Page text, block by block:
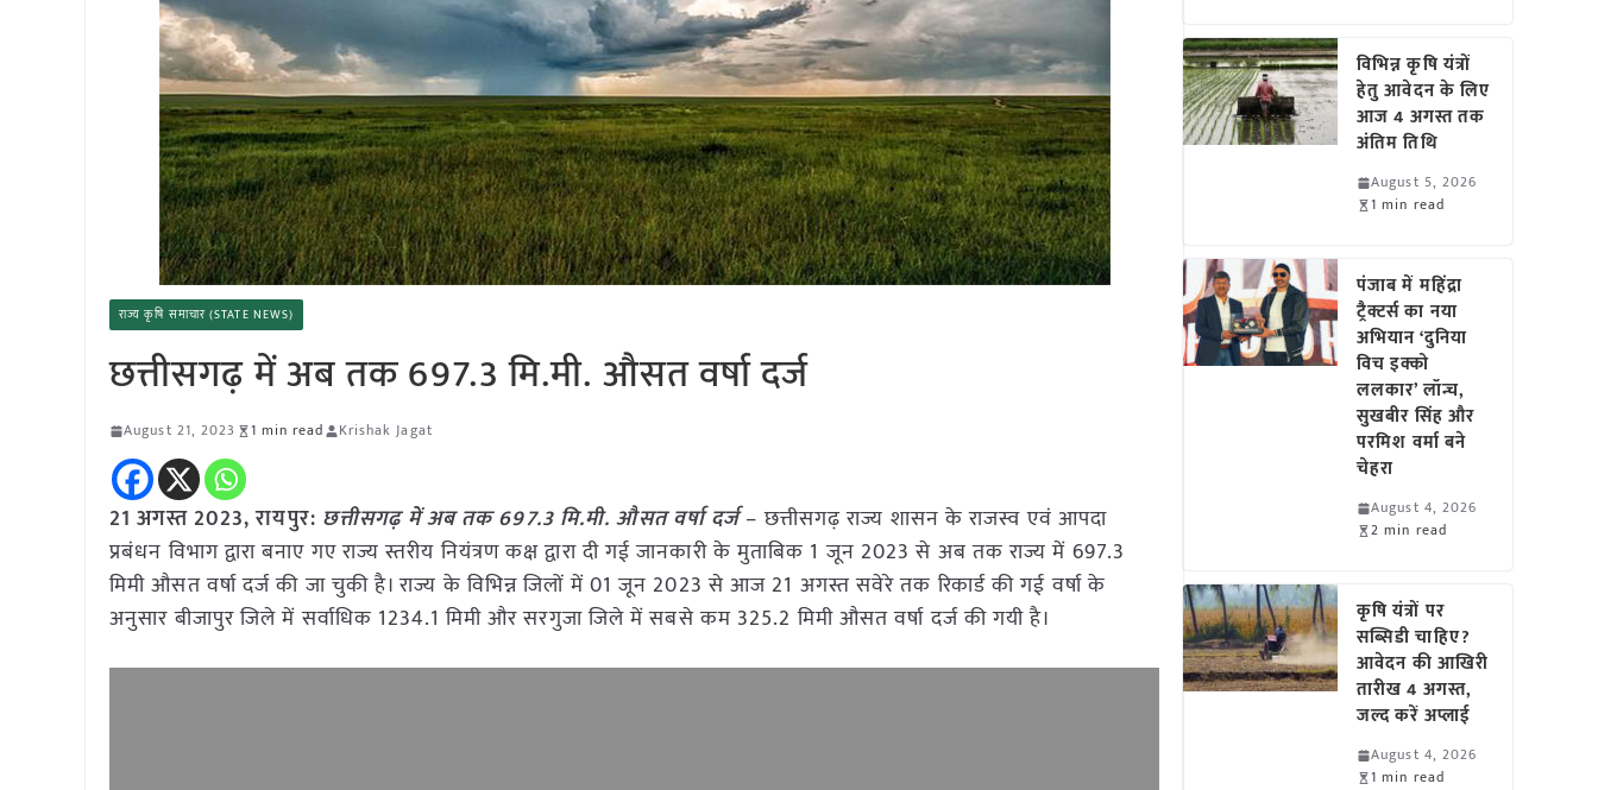
राज्य कृषि समाचार (STATE NEWS)
छत्तीसगढ़ में अब तक 697.3 मि.मी. औसत वर्षा दर्ज
August 21, 2023 1 min read Krishak Jagat
21 अगस्त 2023, रायपुर: छत्तीसगढ़ में अब तक 697.3 मि.मी. औसत वर्षा दर्ज– छत्तीसगढ़ राज्य शासन के राजस्व एवं आपदा
प्रबंधन विभाग द्वारा बनाए गए राज्य स्तरीय नियंत्रण कक्ष द्वारा दी गई जानकारी के मुताबिक 1 जून 2023 से अब तक राज्य में 697.3
मिमी औसत वर्षा दर्ज की जा चुकी है। राज्य के विभिन्न जिलों में 01 जून 2023 से आज 21 अगस्त सवेरे तक रिकार्ड की गई वर्षा के
अनुसार बीजापुर जिले में सर्वाधिक 1234.1 मिमी और सरगुजा जिले में सबसे कम 325.2 मिमी औसत वर्षा दर्ज की गयी है।
विभिन्न कृषि यंत्रों
हेतु आवेदन के लिए
आज 4 अगस्त तक
अंतिम तिथि
August 5, 2026
1 min read
पंजाब में महिंद्रा
ट्रैक्टर्स का नया
अभियान ‘दुनिया
विच इक्को
ललकार’ लॉन्च,
सुखबीर सिंह और
परमिश वर्मा बने
चेहरा
August 4, 2026
2 min read
कृषि यंत्रों पर
सब्सिडी चाहिए?
आवेदन की आखिरी
तारीख 4 अगस्त,
जल्द करें अप्लाई
August 4, 2026
1 min read